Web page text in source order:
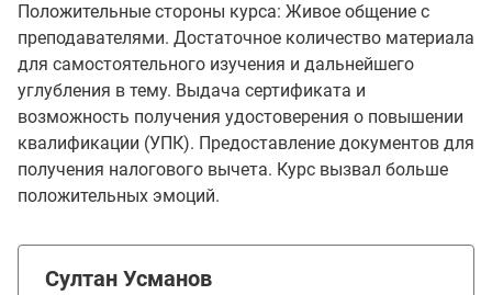
Положительные стороны курса: Живое общение с
преподавателями. Достаточное количество материала
для самостоятельного изучения и дальнейшего
углубления в тему. Выдача сертификата и
возможность получения удостоверения о повышении
квалификации (УПК). Предоставление документов для
получения налогового вычета. Курс вызвал больше
положительных эмоций.
Султан Усманов